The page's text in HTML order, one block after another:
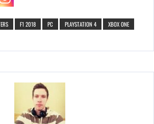
F1 2018 PC PLAYSTATION 4 XBOX ONE